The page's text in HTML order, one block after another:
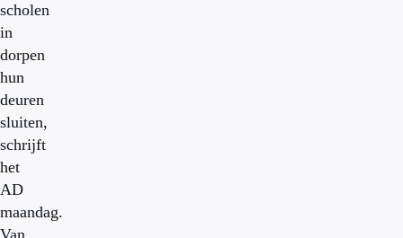
scholen
in
dorpen
hun
deuren
sluiten,
schrijft
het
AD
maandag.
Van